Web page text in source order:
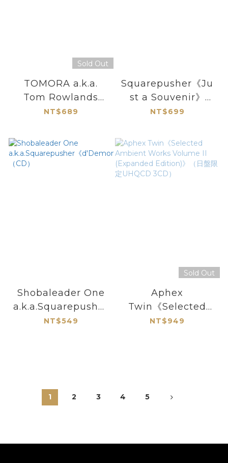
Sold Out
TOMORA a.k.a.
Tom Rowlands
(The Chemical
Aurora《COME
CLOSER》（CD）
NT$689
Squarepusher《Ju
st a Souvenir》
（CD）
NT$699
Shobaleader One
a.k.a.Squarepusher
《d'Demonstrator
NT$549
Sold Out
Aphex
Twin《Selected
Ambient Works
NT$949
1 2 3 4 5